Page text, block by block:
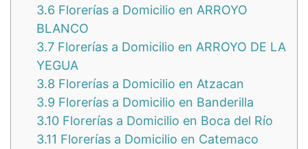
3.6 Florerías a Domicilio en ARROYO
BLANCO
3.7 Florerías a Domicilio en ARROYO DE LA
YEGUA
3.8 Florerías a Domicilio en Atzacan
3.9 Florerías a Domicilio en Banderilla
3.10 Florerías a Domicilio en Boca del Río
3.11 Florerías a Domicilio en Catemaco